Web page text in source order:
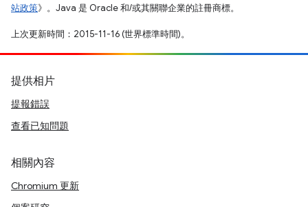
站政策》。Java 是 Oracle 和/或其關聯企業的註冊商標。
上次更新時間：2015-11-16 (世界標準時間)。
提供相片
提報錯誤
查看已知問題
相關內容
Chromium 更新